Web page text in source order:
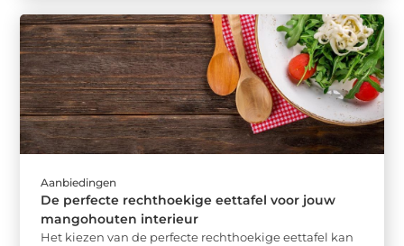
Aanbiedingen
De perfecte rechthoekige eettafel voor jouw
mangohouten interieur
Het kiezen van de perfecte rechthoekige eettafel kan